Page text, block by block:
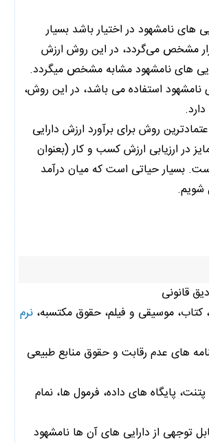
های نامشهود در اختیار باشد بسیار
مشخص می‌گردد، در این روش ارزش
های نامشهود مشابه مشخص میگردد.
نامشهود استفاده می باشد، در این روش،
روش برای برآورد ارزش دارایی
در ارزیابی ارزش کسب و کار (بعنوان
بسیار حیاتی است که میان درآمد
شویم.
قانونی
کتاب، موسیقی و فیلم، حقوق مکتسبه، نرم
های عدم رقابت و حقوق منابع طبیعی
پایگاه های داده، فرمول ها، نمام
توجهی از دارایی های آن ها نامشهود